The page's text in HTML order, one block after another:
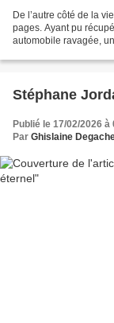
De l’autre côté de la
pages. Ayant pu
automobile ravagée,
Stéphane
Publié le 17/02/2026 à
Par Ghislaine